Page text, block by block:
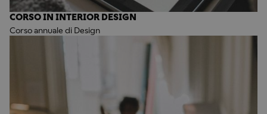
CORSO IN INTERIOR DESIGN
Corso annuale di Design